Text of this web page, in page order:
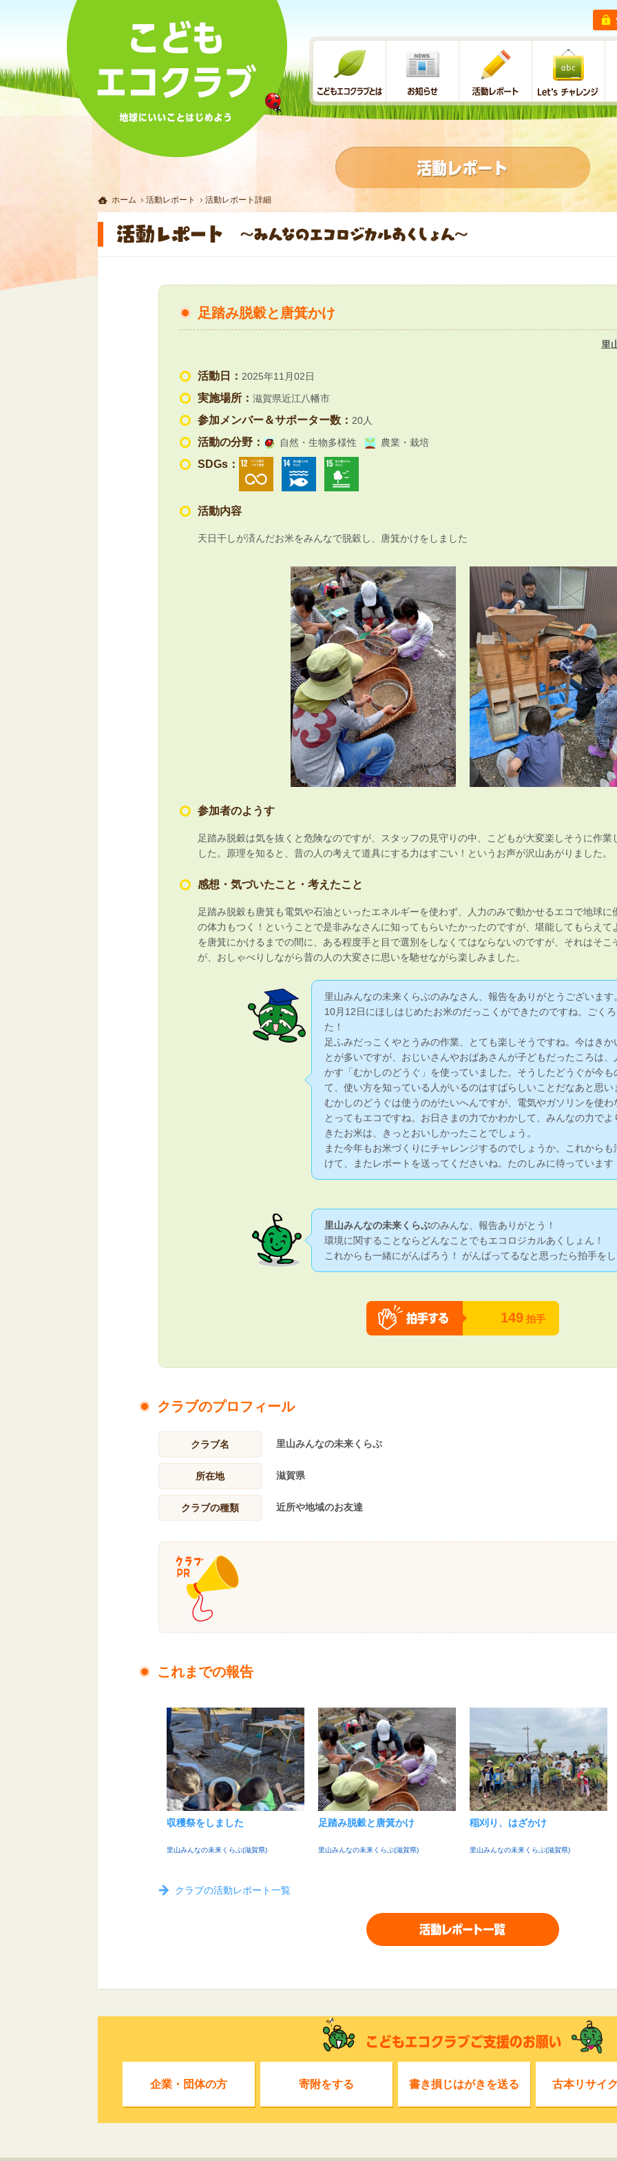
ホーム 活動レポート 活動レポート詳細
足踏み脱穀と唐箕かけ
里
活動日： 2025年11月02日
実施場所： 滋賀県近江八幡市
参加メンバー＆サポーター数： 20人
活動の分野： 自然・生物多様性 農業・栽培
SDGs：
活動内容
天日干しが済んだお米をみんなで脱穀し、唐箕かけをしました
参加者のようす
足踏み脱穀は気を抜くと危険なのですが、スタッフの見守りの中、こどもが大変楽しそうに作業
した。原理を知ると、昔の人の考えて道具にする力はすごい！というお声が沢山あがりました。
感想・気づいたこと・考えたこと
足踏み脱穀も唐箕も電気や石油といったエネルギーを使わず、人力のみで動かせるエコで地球に
の体力もつく！ということで是非みなさんに知ってもらいたかったのですが、堪能してもらえて
を唐箕にかけるまでの間に、ある程度手と目で選別をしなくてはならないのですが、それはそこ
が、おしゃべりしながら昔の人の大変さに思いを馳せながら楽しみました。
里山みんなの未来くらぶのみなさん、報告をありがとうございます
10月12日にほしはじめたお米のだっこくができたのですね。ごく
た！
足ふみだっこくやとうみの作業、とても楽しそうですね。今はきか
とが多いですが、おじいさんやおばあさんが子どもだったころは、
かす「むかしのどうぐ」を使っていました。そうしたどうぐが今も
て、使い方を知っている人がいるのはすばらしいことだなあと思い
むかしのどうぐは使うのがたいへんですが、電気やガソリンを使わ
とってもエコですね。お日さまの力でかわかして、みんなの力でよ
きたお米は、きっとおいしかったことでしょう。
また今年もお米づくりにチャレンジするのでしょうか。これからも
けて、またレポートを送ってくださいね。たのしみに待っています
里山みんなの未来くらぶのみんな、報告ありがとう！
環境に関することならどんなことでもエコロジカルあくしょん！
これからも一緒にがんばろう！ がんばってるなと思ったら拍手を
149 拍手
クラブのプロフィール
クラブ名 里山みんなの未来くらぶ
所在地 滋賀県
クラブの種類 近所や地域のお友達
これまでの報告
収穫祭をしました
里山みんなの未来くらぶ(滋賀県)
足踏み脱穀と唐箕かけ
里山みんなの未来くらぶ(滋賀県)
稲刈り、はざかけ
里山みんなの未来くらぶ(滋賀県)
クラブの活動レポート一覧
企業・団体の方 寄附をする 書き損じはがきを送る 古本リサイ